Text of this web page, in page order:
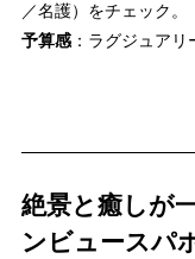
／名護）をチェック。
予算感：ラグジュアリ
絶景と癒しが
ンビュースパ